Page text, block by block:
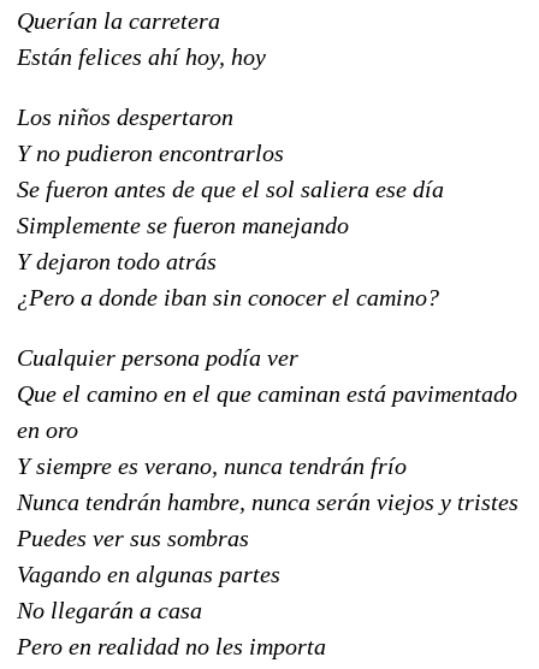
Querían la carretera
Están felices ahí hoy, hoy
Los niños despertaron
Y no pudieron encontrarlos
Se fueron antes de que el sol saliera ese día
Simplemente se fueron manejando
Y dejaron todo atrás
¿Pero a donde iban sin conocer el camino?
Cualquier persona podía ver
Que el camino en el que caminan está pavimentado
en oro
Y siempre es verano, nunca tendrán frío
Nunca tendrán hambre, nunca serán viejos y tristes
Puedes ver sus sombras
Vagando en algunas partes
No llegarán a casa
Pero en realidad no les importa